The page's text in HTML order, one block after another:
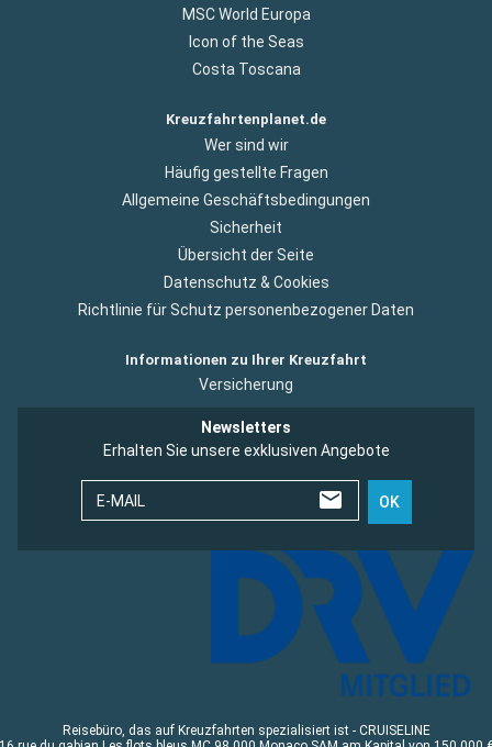
MSC World Europa
Icon of the Seas
Costa Toscana
Kreuzfahrtenplanet.de
Wer sind wir
Häufig gestellte Fragen
Allgemeine Geschäftsbedingungen
Sicherheit
Übersicht der Seite
Datenschutz & Cookies
Richtlinie für Schutz personenbezogener Daten
Informationen zu Ihrer Kreuzfahrt
Versicherung
Newsletters
Erhalten Sie unsere exklusiven Angebote
E-MAIL OK
Reisebüro, das auf Kreuzfahrten spezialisiert ist - CRUISELINE